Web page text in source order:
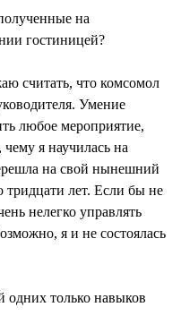
на
гостиницей?
считать, что комсомол
Умение
любое мероприятие,
я научилась на
на свой нынешний
тридцати лет. Если бы не
нелегко управлять
я и не состоялась
только навыков